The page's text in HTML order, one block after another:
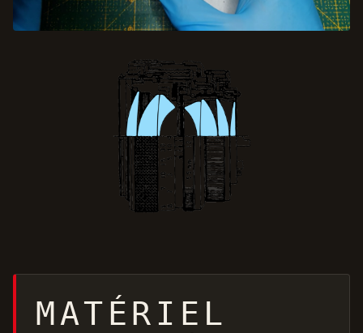
MATÉRIEL